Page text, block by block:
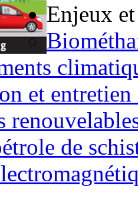
Enjeux
et entretien
de